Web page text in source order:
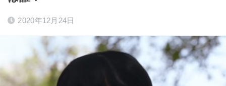
2020年12月24日